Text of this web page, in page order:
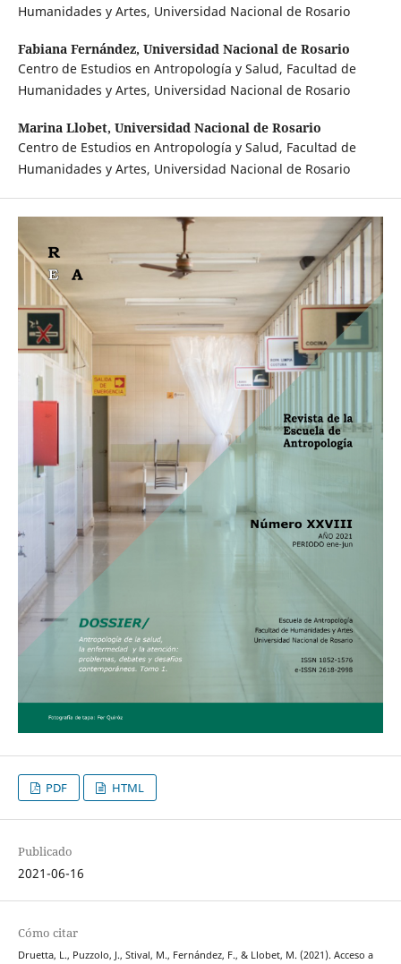
Humanidades y Artes, Universidad Nacional de Rosario
Fabiana Fernández, Universidad Nacional de Rosario
Centro de Estudios en Antropología y Salud, Facultad de
Humanidades y Artes, Universidad Nacional de Rosario
Marina Llobet, Universidad Nacional de Rosario
Centro de Estudios en Antropología y Salud, Facultad de
Humanidades y Artes, Universidad Nacional de Rosario
PDF HTML
Publicado
2021-06-16
Cómo citar
Druetta, L., Puzzolo, J., Stival, M., Fernández, F., & Llobet, M. (2021). Acceso a